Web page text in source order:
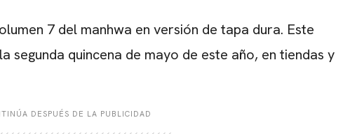
7 del manhwa en versión de tapa dura. Este
segunda quincena de mayo de este año, en tiendas y
DESPUÉS DE LA PUBLICIDAD